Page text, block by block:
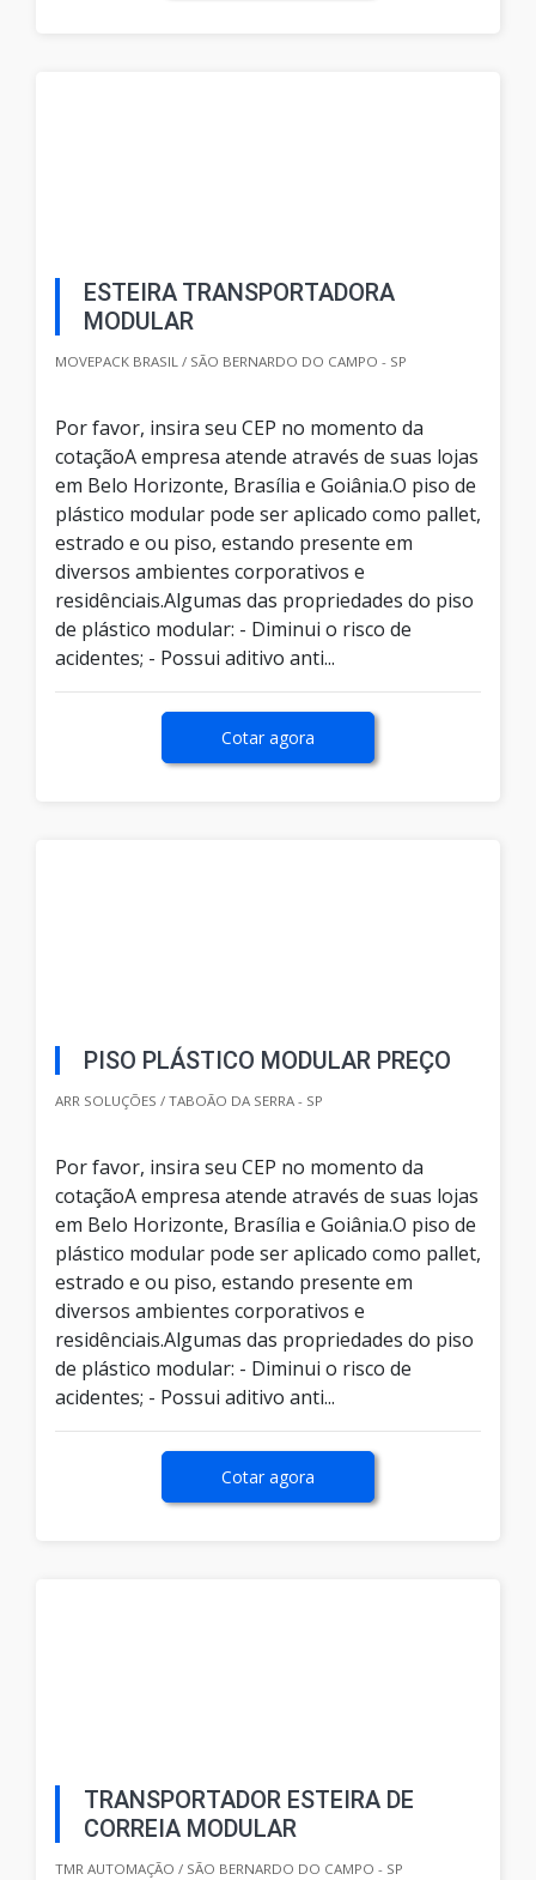
ESTEIRA TRANSPORTADORA
MODULAR
MOVEPACK BRASIL / SÃO BERNARDO DO CAMPO - SP
Por favor, insira seu CEP no momento da
cotaçãoA empresa atende através de suas lojas
em Belo Horizonte, Brasília e Goiânia.O piso de
plástico modular pode ser aplicado como pallet,
estrado e ou piso, estando presente em
diversos ambientes corporativos e
residênciais.Algumas das propriedades do piso
de plástico modular: - Diminui o risco de
acidentes; - Possui aditivo anti...
Cotar agora
PISO PLÁSTICO MODULAR PREÇO
ARR SOLUÇÕES / TABOÃO DA SERRA - SP
Por favor, insira seu CEP no momento da
cotaçãoA empresa atende através de suas lojas
em Belo Horizonte, Brasília e Goiânia.O piso de
plástico modular pode ser aplicado como pallet,
estrado e ou piso, estando presente em
diversos ambientes corporativos e
residênciais.Algumas das propriedades do piso
de plástico modular: - Diminui o risco de
acidentes; - Possui aditivo anti...
Cotar agora
TRANSPORTADOR ESTEIRA DE
CORREIA MODULAR
TMR AUTOMAÇÃO / SÃO BERNARDO DO CAMPO - SP